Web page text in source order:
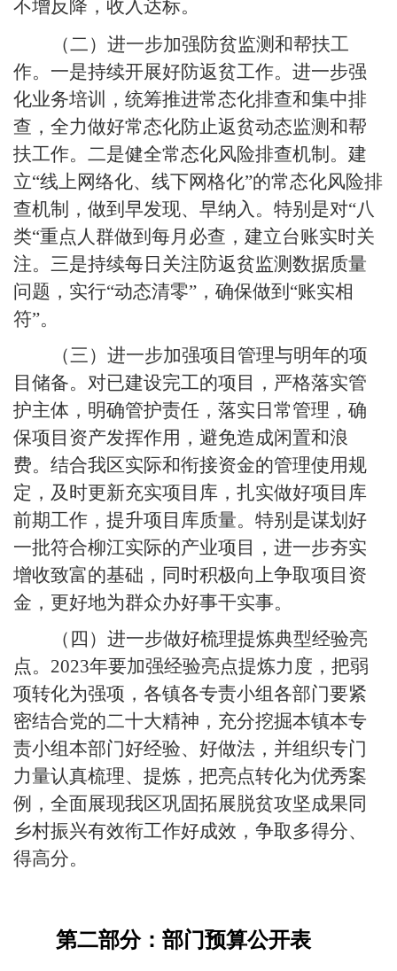
不增反降，收入达标。
（二）进一步加强防贫监测和帮扶工
作。一是持续开展好防返贫工作。进一步强
化业务培训，统筹推进常态化排查和集中排
查，全力做好常态化防止返贫动态监测和帮
扶工作。二是健全常态化风险排查机制。建
立“线上网络化、线下网格化”的常态化风险排
查机制，做到早发现、早纳入。特别是对“八
类“重点人群做到每月必查，建立台账实时关
注。三是持续每日关注防返贫监测数据质量
问题，实行“动态清零”，确保做到“账实相
符”。
（三）进一步加强项目管理与明年的项
目储备。对已建设完工的项目，严格落实管
护主体，明确管护责任，落实日常管理，确
保项目资产发挥作用，避免造成闲置和浪
费。结合我区实际和衔接资金的管理使用规
定，及时更新充实项目库，扎实做好项目库
前期工作，提升项目库质量。特别是谋划好
一批符合柳江实际的产业项目，进一步夯实
增收致富的基础，同时积极向上争取项目资
金，更好地为群众办好事干实事。
（四）进一步做好梳理提炼典型经验亮
点。 2023年要加强经验亮点提炼力度，把弱
项转化为强项，各镇各专责小组各部门要紧
密结合党的二十大精神，充分挖掘本镇本专
责小组本部门好经验、好做法，并组织专门
力量认真梳理、提炼，把亮点转化为优秀案
例，全面展现我区巩固拓展脱贫攻坚成果同
乡村振兴有效衔工作好成效，争取多得分、
得高分。
第二部分：部门预算公开表